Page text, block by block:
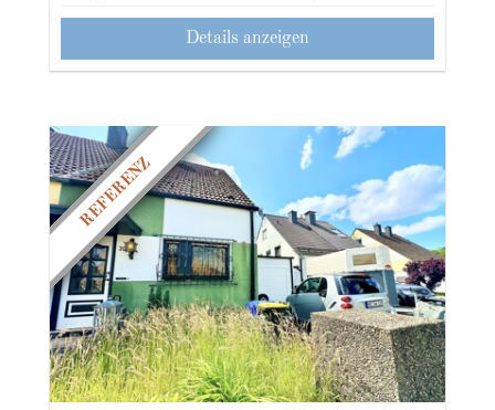
Details anzeigen
REFERENZ